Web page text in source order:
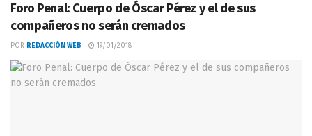
Foro Penal: Cuerpo de Óscar Pérez y el de sus
compañeros no serán cremados
POR REDACCIÓN WEB 19/01/2018